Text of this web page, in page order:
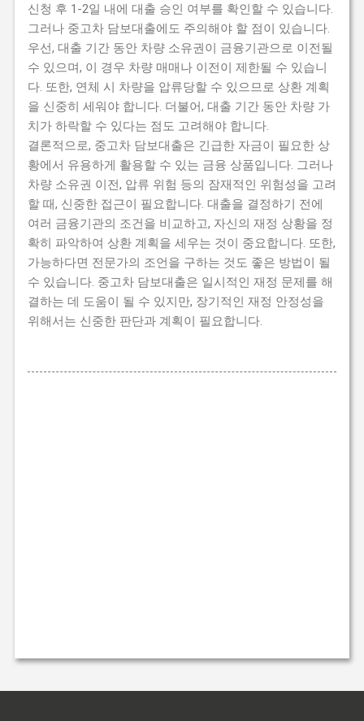
신청 후 1-2일 내에 대출 승인 여부를 확인할 수 있습니다.
그러나 중고차 담보대출에도 주의해야 할 점이 있습니다.
우선, 대출 기간 동안 차량 소유권이 금융기관으로 이전될
수 있으며, 이 경우 차량 매매나 이전이 제한될 수 있습니
다. 또한, 연체 시 차량을 압류당할 수 있으므로 상환 계획
을 신중히 세워야 합니다. 더불어, 대출 기간 동안 차량 가
치가 하락할 수 있다는 점도 고려해야 합니다.
결론적으로, 중고차 담보대출은 긴급한 자금이 필요한 상
황에서 유용하게 활용할 수 있는 금융 상품입니다. 그러나
차량 소유권 이전, 압류 위험 등의 잠재적인 위험성을 고려
할 때, 신중한 접근이 필요합니다. 대출을 결정하기 전에
여러 금융기관의 조건을 비교하고, 자신의 재정 상황을 정
확히 파악하여 상환 계획을 세우는 것이 중요합니다. 또한,
가능하다면 전문가의 조언을 구하는 것도 좋은 방법이 될
수 있습니다. 중고차 담보대출은 일시적인 재정 문제를 해
결하는 데 도움이 될 수 있지만, 장기적인 재정 안정성을
위해서는 신중한 판단과 계획이 필요합니다.